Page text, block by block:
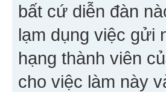
bất cứ diễn đàn
lạm dụng việc gửi
hạng thành viên
cho việc làm này